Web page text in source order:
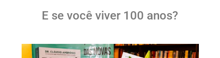
E se você viver 100 anos?